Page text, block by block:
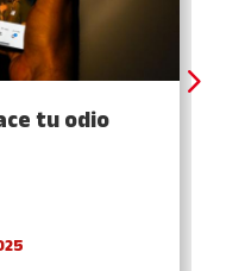
tu odio